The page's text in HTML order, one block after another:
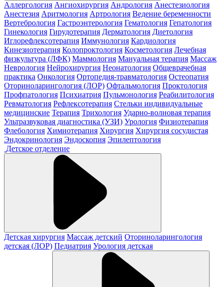
Аллергология Ангиохирургия Андрология Анестезиология
Анестезия Аритмология Артрология Ведение беременности
Вертебрология Гастроэнтерология Гематология Гепатология
Гинекология Гирудотерапия Дерматология Диетология
Иглорефлексотерапия Иммунология Кардиология
Кинезиотерапия Колопроктология Косметология Лечебная
физкультура (ЛФК) Маммология Мануальная терапия Массаж
Неврология Нейрохирургия Неонатология Общеврачебная
практика Онкология Ортопедия-травматология Остеопатия
Оториноларингология (ЛОР) Офтальмология Проктология
Профпатология Психиатрия Пульмонология Реабилитология
Ревматология Рефлексотерапия Стельки индивидуальные
медицинские Терапия Трихология Ударно-волновая терапия
Ультразвуковая диагностика (УЗИ) Урология Физиотерапия
Флебология Химиотерапия Хирургия Хирургия сосудистая
Эндокринология Эндоскопия Эпилептология
Детское отделение
Детская хирургия Массаж детский Оториноларингология
детская (ЛОР) Педиатрия Урология детская